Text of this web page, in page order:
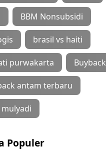
BBM Nonsubsidi
brasil vs haiti
purwakarta Buyback
antam terbaru
Populer